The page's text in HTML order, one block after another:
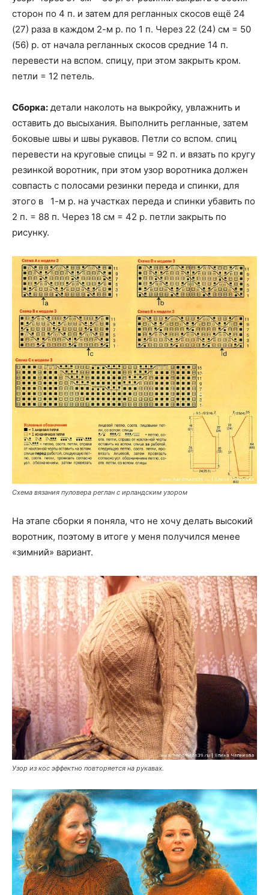
сторон по 4 п. и затем для регланных скосов ещё 24
(27) раза в каждом 2-м р. по 1 п. Через 22 (24) см = 50
(56) р. от начала регланных скосов средние 14 п.
перевести на вспом. спицу, при этом закрыть кром.
петли = 12 петель.
Сборка: детали наколоть на выкройку, увлажнить и
оставить до высыхания. Выполнить регланные, затем
боковые швы и швы рукавов. Петли со вспом. спиц
перевести на круговые спицы = 92 п. и вязать по кругу
резинкой воротник, при этом узор воротника должен
совпасть с полосами резинки переда и спинки, для
этого в 1-м р. на участках переда и спинки убавить по
2 п. = 88 п. Через 18 см = 42 р. петли закрыть по
рисунку.
Схема вязания пуловера реглан с ирландским узором
На этапе сборки я поняла, что не хочу делать высокий
воротник, поэтому в итоге у меня получился менее
«зимний» вариант.
Узор из кос эффектно повторяется на рукавах.